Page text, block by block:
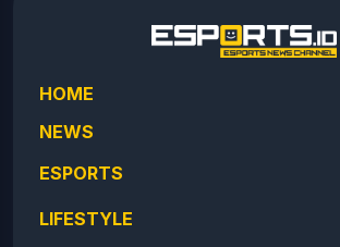
HOME
NEWS
ESPORTS
LIFESTYLE